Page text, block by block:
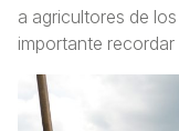
a agricultores de
importante